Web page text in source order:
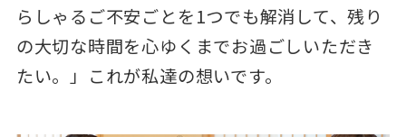
らしゃるご不安ごとを1つでも解消して、残り
の大切な時間を心ゆくまでお過ごしいただき
たい。」これが私達の想いです。